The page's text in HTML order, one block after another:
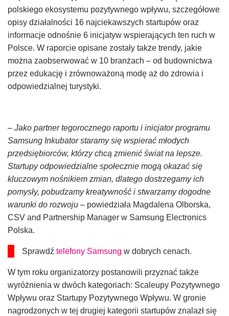
polskiego ekosystemu pozytywnego wpływu, szczegółowe
opisy działalności 16 najciekawszych startupów oraz
informacje odnośnie 6 inicjatyw wspierających ten ruch w
Polsce. W raporcie opisane zostały także trendy, jakie
można zaobserwować w 10 branżach – od budownictwa
przez edukację i zrównoważoną modę aż do zdrowia i
odpowiedzialnej turystyki.
– Jako partner tegorocznego raportu i inicjator programu
Samsung Inkubator staramy się wspierać młodych
przedsiębiorców, którzy chcą zmienić świat na lepsze.
Startupy odpowiedzialne społecznie mogą okazać się
kluczowym nośnikiem zmian, dlatego dostrzegamy ich
pomysły, pobudzamy kreatywność i stwarzamy dogodne
warunki do rozwoju – powiedziała Magdalena Olborska,
CSV and Partnership Manager w Samsung Electronics
Polska.
Sprawdź telefony Samsung w dobrych cenach.
W tym roku organizatorzy postanowili przyznać także
wyróżnienia w dwóch kategoriach: Scaleupy Pozytywnego
Wpływu oraz Startupy Pozytywnego Wpływu. W gronie
nagrodzonych w tej drugiej kategorii startupów znalazł się